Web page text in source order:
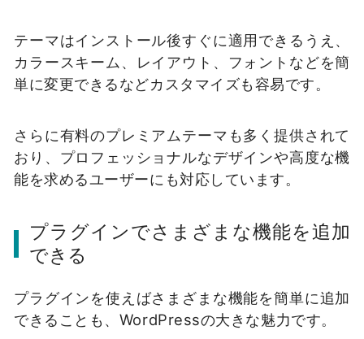
テーマはインストール後すぐに適用できるうえ、
カラースキーム、レイアウト、フォントなどを簡
単に変更できるなどカスタマイズも容易です。
さらに有料のプレミアムテーマも多く提供されて
おり、プロフェッショナルなデザインや高度な機
能を求めるユーザーにも対応しています。
プラグインでさまざまな機能を追加
できる
プラグインを使えばさまざまな機能を簡単に追加
できることも、WordPressの大きな魅力です。